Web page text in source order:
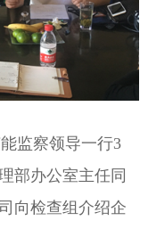
监察领导一行3
部办公室主任同
向检查组介绍企